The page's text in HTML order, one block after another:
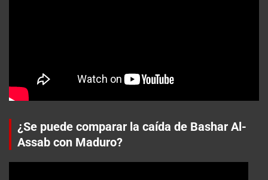
¿Se puede comparar la caída de Bashar Al-
Assab con Maduro?